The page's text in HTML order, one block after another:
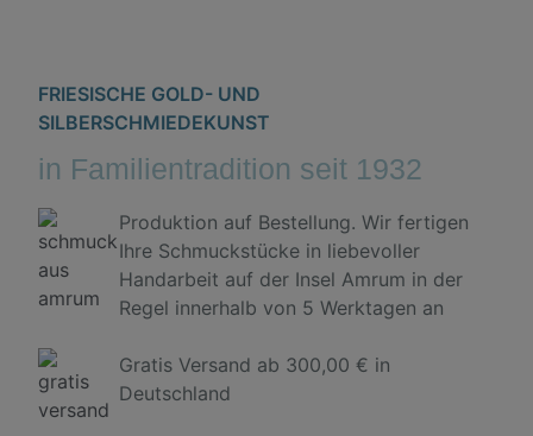
FRIESISCHE GOLD- UND
SILBERSCHMIEDEKUNST
in Familientradition seit 1932
Produktion auf Bestellung. Wir fertigen
Ihre Schmuckstücke in liebevoller
Handarbeit auf der Insel Amrum in der
Regel innerhalb von 5 Werktagen an
Gratis Versand ab 300,00 € in
Deutschland